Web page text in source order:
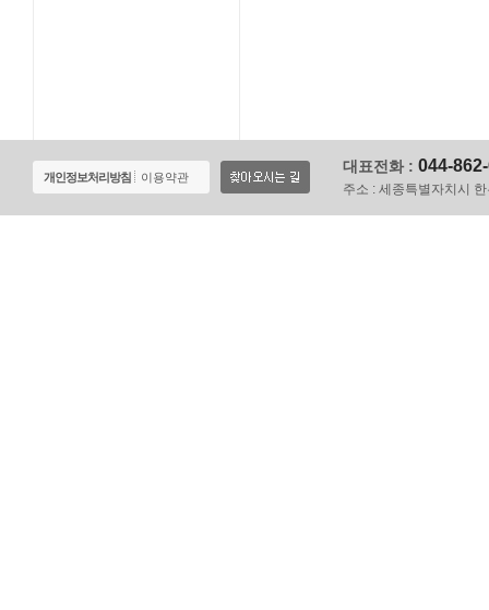
개인정보처리방침 이용약관
대표전화 : 044-
주소 : 세종특별자치시